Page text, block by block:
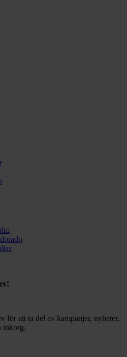
för att ta del av kampanjer, nyheter,
inkorg.